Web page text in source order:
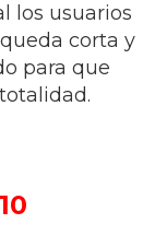
los usuarios
corta y
para que